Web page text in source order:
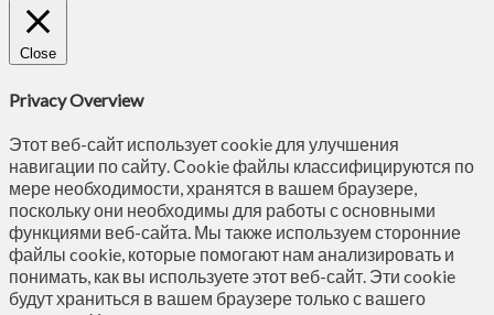
Close
Privacy Overview
Этот веб-сайт использует cookie для улучшения
навигации по сайту. Сookie файлы классифицируются по
мере необходимости, хранятся в вашем браузере,
поскольку они необходимы для работы с основными
функциями веб-сайта. Мы также используем сторонние
файлы cookie, которые помогают нам анализировать и
понимать, как вы используете этот веб-сайт. Эти cookie
будут храниться в вашем браузере только с вашего